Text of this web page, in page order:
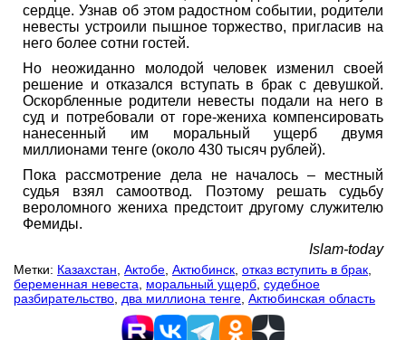
сердце. Узнав об этом радостном событии, родители
невесты устроили пышное торжество, пригласив на
него более сотни гостей.
Но неожиданно молодой человек изменил своей
решение и отказался вступать в брак с девушкой.
Оскорбленные родители невесты подали на него в
суд и потребовали от горе-жениха компенсировать
нанесенный им моральный ущерб двумя
миллионами тенге (около 430 тысяч рублей).
Пока рассмотрение дела не началось – местный
судья взял самоотвод. Поэтому решать судьбу
вероломного жениха предстоит другому служителю
Фемиды.
Islam-today
Метки: Казахстан Актобе Актюбинск отказ вступить в брак
беременная невеста
моральный ущерб судебное
разбирательство два миллиона тенге Актюбинская область